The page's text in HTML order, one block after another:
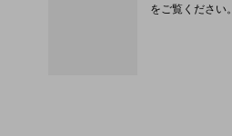
をご覧ください。